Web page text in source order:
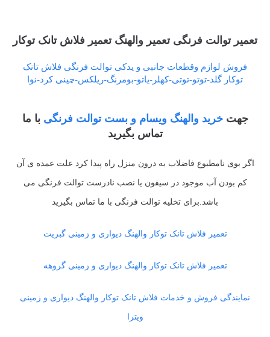
تعمیر توالت فرنگی تعمیر والهنگ تعمیر فلاش تانک توکار
فروش لوازم وقطعات جانبی و یدکی توالت فرنگی فلاش تانک
توکار گلد-توتو-توتی-کهلر-یاتو-بومرنگ-ریلکس-چینی کرد-نوا
جهتخرید والهنگ ویسام و بست توالت فرنگیبا ما
تماس بگیرید
اگر بوی نامطبوع فاضلاب به درون منزل راه پیدا کرد علت عمده ی آن
کم بودن آب موجود در سیفون یا نصب نادرست توالت فرنگی می
باشد.برای تخلیه توالت فرنگی با ما تماس بگیرید
تعمیر فلاش تانک توکار والهنگ دیواری و زمینی گبریت
تعمیر فلاش تانک توکار والهنگ دیواری و زمینی گروهه
نمایندگی فروش و خدمات فلاش تانک توکار والهنگ دیواری و زمینی
ویترا